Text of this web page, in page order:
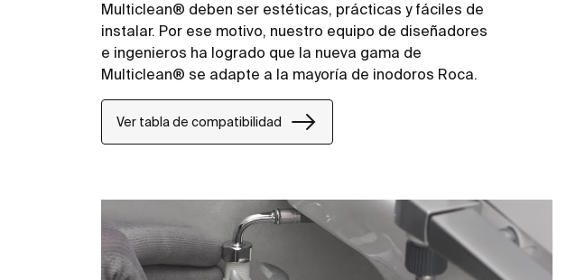
Multiclean® deben ser estéticas, prácticas y fáciles de
instalar. Por ese motivo, nuestro equipo de diseñadores
e ingenieros ha logrado que la nueva gama de
Multiclean® se adapte a la mayoría de inodoros Roca.
Ver tabla de compatibilidad